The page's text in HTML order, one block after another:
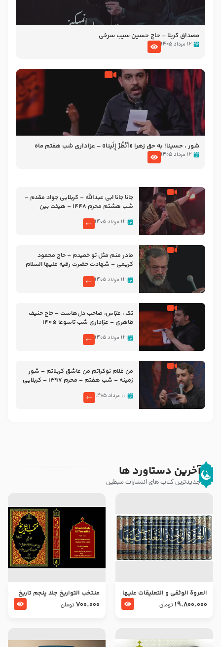
مصداق کربلا – حاج حسین سیب سرخی
۱۲ مرداد ۱۴۰۵
شور ، حسینا! به‌ حق زهرا «أُنْظُرْ إِلَینا» – عزاداری شب هفتم ماه
محرّم 1405
۱۲ مرداد ۱۴۰۵
جانا جانا ابی عبدالله – کربلایی جواد مقدم –
شب هشتم محرم 1448 – هیئت بین
۱۲ مرداد ۱۴۰۵
مادر منم مثل تو خمیدم – حاج محمود
کریمی – شهادت حضرت رقیه علیها السلام
۱۲ مرداد ۱۴۰۵
تک ، عبّاس، صاحب دل‌هاست – حاج حنیف
طاهری – عزاداری شب تاسوعا 1405
۱۲ مرداد ۱۴۰۵
من غلام نوکراتم من عاشق کربلاتم – شور
زمینه – شب هفتم – محرم 1397 – کربلایی
۱۱ مرداد ۱۴۰۵
آخرین دستاورد ها
جدیدترین کتاب های انتشارات سبطین
العروة الوثقى و التعليقات عليها
– طرح جدید
19.800.000 تومان
منتخب التواریخ جلد پنجم تاریخ
امام جعفر صادق و امام موسی
700.000 تومان